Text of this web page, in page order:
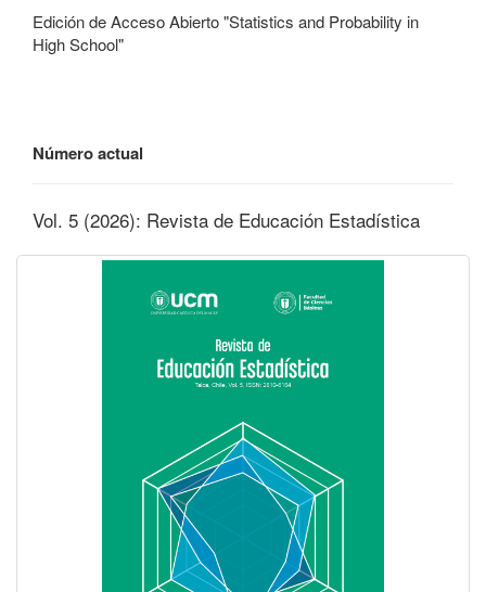
Edición de Acceso Abierto "Statistics and Probability in
High School"
Número actual
Vol. 5 (2026): Revista de Educación Estadística